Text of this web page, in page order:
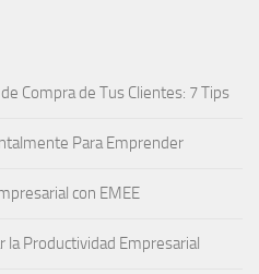
Compra de Tus Clientes: 7 Tips
Para Emprender
con EMEE
la Productividad Empresarial